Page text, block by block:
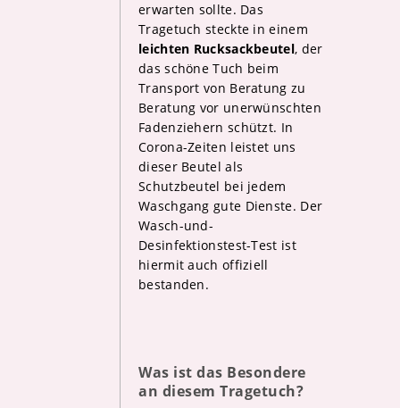
erwarten sollte. Das
Tragetuch steckte in einem
leichten Rucksackbeutel, der
das schöne Tuch beim
Transport von Beratung zu
Beratung vor unerwünschten
Fadenziehern schützt. In
Corona-Zeiten leistet uns
dieser Beutel als
Schutzbeutel bei jedem
Waschgang gute Dienste. Der
Wasch-und-
Desinfektionstest-Test ist
hiermit auch offiziell
bestanden.
Was ist das Besondere
an diesem Tragetuch?